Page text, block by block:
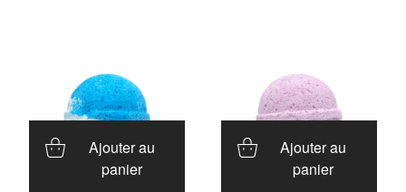
Ajouter au
panier
Ajouter au
panier